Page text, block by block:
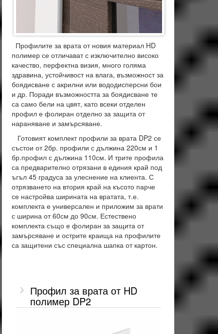
Профилите за врата от новия материал HD
полимер се отличават с изключително високо
качество, перфектна визия, много голяма
здравина, устойчивост на влага, възможност за
боядисване с акрилни или вододисперсни бои
и др. Поради възможността за боядисване те
са само бели на цвят, като всеки отделен
профил е фолиран отделно за защита от
нараняване и замърсяване.
Готовият комплект профили за врата DP2 се
състои от 2бр. профили с дължина 220см и 1
бр.профил с дължина 110см. И трите профила
са предварително отрязани в единия край под
ъгъл 45 градуса за улеснение на клиента. С
отрязването на втория край на късото парче
се настройва ширината на вратата, т.е.
комплекта е универсален и приложим за врати
с ширина от 60см до 90см. Естествено
комплекта също е фолиран за защита от
замърсяване и острите краища на профилите
са защитени със специална шапка от картон.
Профил за врата от HD
полимер DP2